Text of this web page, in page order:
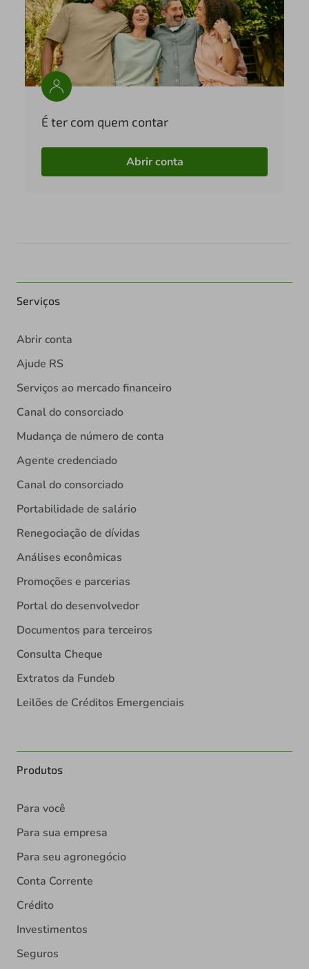
É ter com quem contar
Abrir conta
Serviços
Abrir conta
Ajude RS
Serviços ao mercado financeiro
Canal do consorciado
Mudança de número de conta
Agente credenciado
Canal do consorciado
Portabilidade de salário
Renegociação de dívidas
Análises econômicas
Promoções e parcerias
Portal do desenvolvedor
Documentos para terceiros
Consulta Cheque
Extratos da Fundeb
Leilões de Créditos Emergenciais
Produtos
Para você
Para sua empresa
Para seu agronegócio
Conta Corrente
Crédito
Investimentos
Seguros